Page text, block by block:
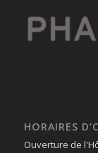
HORAIRES
Ouverture de